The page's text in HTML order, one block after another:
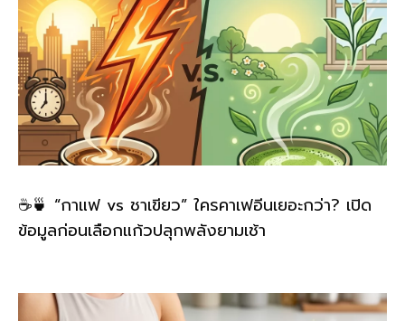
☕🍵 “กาแฟ vs ชาเขียว” ใครคาเฟอีนเยอะกว่า? เปิด
ข้อมูลก่อนเลือกแก้วปลุกพลังยามเช้า